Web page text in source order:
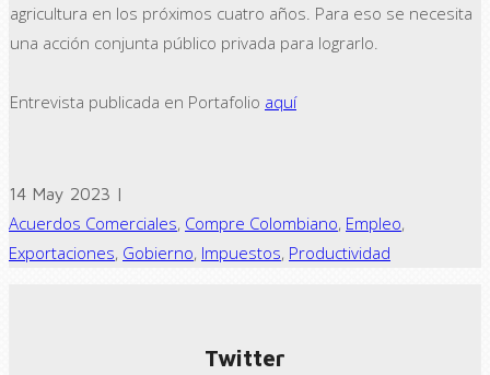
agricultura en los próximos cuatro años. Para eso se necesita
una acción conjunta público privada para lograrlo.
Entrevista publicada en Portafolio aquí
14 May 2023 |
Acuerdos Comerciales, Compre Colombiano, Empleo,
Exportaciones, Gobierno, Impuestos, Productividad
Twitter